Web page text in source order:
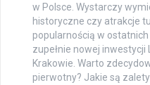
w Polsce. Wystarczy
historyczne czy atrakcje
popularnością w
zupełnie nowej inwestycji
Krakowie. Warto
pierwotny? Jakie są